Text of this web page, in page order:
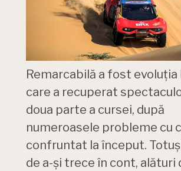
Remarcabilă a fost evoluția
care a recuperat
doua parte a cursei, după
numeroasele probleme cu
confruntat la început.
de a-și trece în cont, alături